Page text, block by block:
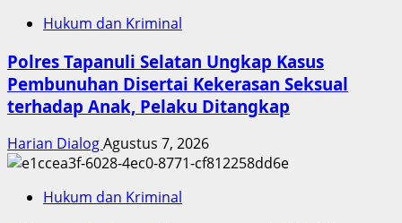
Hukum dan Kriminal
Polres Tapanuli Selatan Ungkap Kasus
Pembunuhan Disertai Kekerasan Seksual
terhadap Anak, Pelaku Ditangkap
Harian DialogAgustus 7, 2026
Hukum dan Kriminal